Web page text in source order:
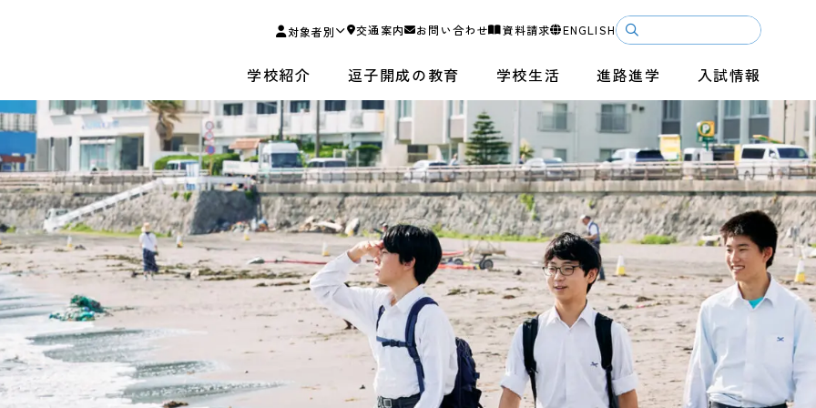
学校紹介 逗子開成の教育 学校生活 進路進学 入試情報
対象者別 交通案内 お問い合わせ 資料請求 ENGLISH